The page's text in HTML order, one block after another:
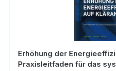
Erhöhung der
Praxisleitfaden für das systematische Vorgehen